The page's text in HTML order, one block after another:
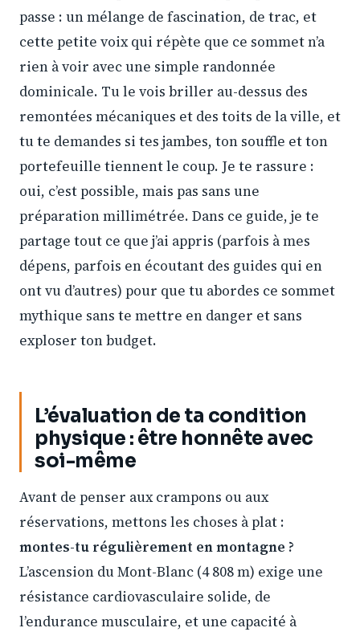
passe : un mélange de fascination, de trac, et
cette petite voix qui répète que ce sommet n’a
rien à voir avec une simple randonnée
dominicale. Tu le vois briller au-dessus des
remontées mécaniques et des toits de la ville, et
tu te demandes si tes jambes, ton souffle et ton
portefeuille tiennent le coup. Je te rassure :
oui, c’est possible, mais pas sans une
préparation millimétrée. Dans ce guide, je te
partage tout ce que j’ai appris (parfois à mes
dépens, parfois en écoutant des guides qui en
ont vu d’autres) pour que tu abordes ce sommet
mythique sans te mettre en danger et sans
exploser ton budget.
L’évaluation de ta condition
physique : être honnête avec
soi-même
Avant de penser aux crampons ou aux
réservations, mettons les choses à plat :
montes-tu régulièrement en montagne ?
L’ascension du Mont-Blanc (4 808 m) exige une
résistance cardiovasculaire solide, de
l’endurance musculaire, et une capacité à